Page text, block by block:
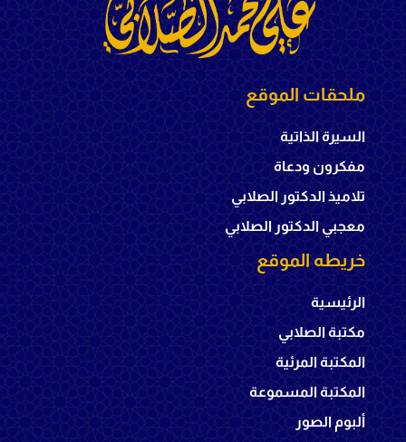
ملحقات الموقع
السيرة الذاتية
مفكرون ودعاة
تلاميذ الدكتور الصلابي
معجبي الدكتور الصلابي
خريطه الموقع
الرئيسية
مكتبة الصلابي
المكتبة المرئية
المكتبة المسموعة
ألبوم الصور